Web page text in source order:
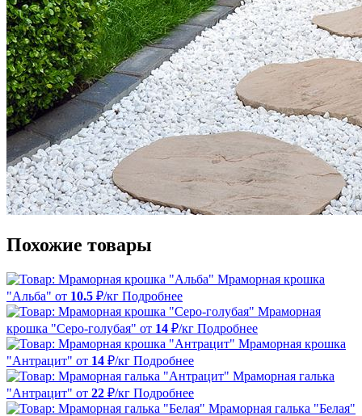
Похожие товары
Мраморная крошка
"Альба" от 10.5 ₽/кг Подробнее
Мраморная
крошка "Серо-голубая" от 14 ₽/кг Подробнее
Мраморная крошка
"Антрацит" от 14 ₽/кг Подробнее
Мраморная галька
"Антрацит" от 22 ₽/кг Подробнее
Мраморная галька "Белая"